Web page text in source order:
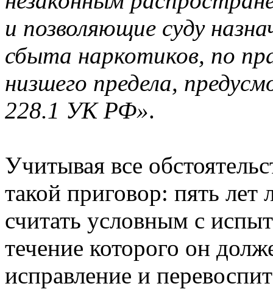
и позволяющие суду
сбыта наркотиков, по
низшего предела,
228.1 УК РФ».
Учитывая все
такой приговор: пять
считать условным с
течение которого он
исправление и